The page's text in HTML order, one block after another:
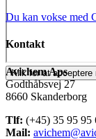
Klik for at acceptere
Du kan vokse med
Kontakt
Avichem Aps
Godthåbsvej 27
8660 Skanderborg
Tlf: (+45) 35 95 95
Mail: